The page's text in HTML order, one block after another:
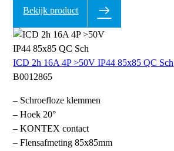
Bekijk product
ICD 2h 16A 4P >50V IP44 85x85 QC Sch
B0012865
– Schroefloze klemmen
– Hoek 20°
– KONTEX contact
– Flensafmeting 85x85mm